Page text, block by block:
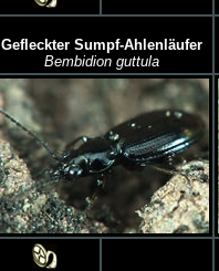
Gefleckter Sumpf-Ahlenläufer
Bembidion guttula